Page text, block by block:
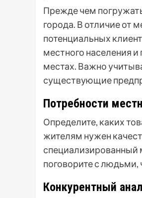
Прежде чем
города. В отличие от
потенциальных
местного населения
местах. Важно
существующие
Потребности
Определите, каких
жителям нужен
специализированный
поговорите с людьми,
Конкурентный